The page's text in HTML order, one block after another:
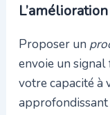
Proposer un
envoie un
votre capacité à